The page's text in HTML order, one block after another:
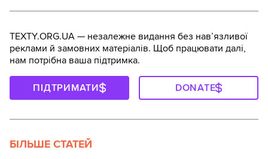
TEXTY.ORG.UA — незалежне видання без навʼязливої
реклами й замовних матеріалів. Щоб працювати далі,
нам потрібна ваша підтримка.
ПІДТРИМАТИ DONATE
БІЛЬШЕ СТАТЕЙ